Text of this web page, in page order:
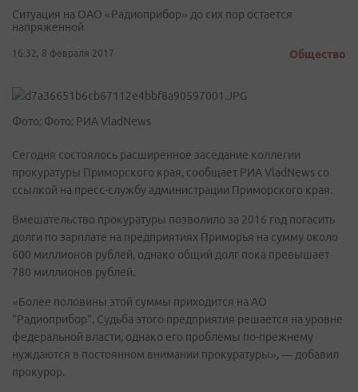
Cитуация на ОАО «Радиоприбор» до сих пор остается
напряженной
16:32, 8 февраля 2017 Общество
Фото: Фото: РИА VladNews
Сегодня состоялось расширенное заседание коллегии
прокуратуры Приморского края, сообщает РИА VladNews со
ссылкой на пресс-службу администрации Приморского края.
Вмешательство прокуратуры позволило за 2016 год погасить
долги по зарплате на предприятиях Приморья на сумму около
600 миллионов рублей, однако общий долг пока превышает
780 миллионов рублей.
«Более половины этой суммы приходится на АО
"Радиоприбор". Судьба этого предприятия решается на уровне
федеральной власти, однако его проблемы по-прежнему
нуждаются в постоянном внимании прокуратуры», — добавил
прокурор.